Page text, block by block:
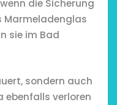
die Sicherung
Marmeladenglas
sie im Bad
sondern auch
ebenfalls verloren